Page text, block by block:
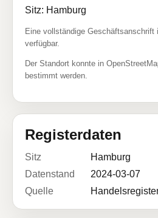
Sitz: Hamburg
Eine vollständige
verfügbar.
Der Standort konnte in
bestimmt werden.
Registerdaten
Sitz
Hamburg
Datenstand
2024-03-07
Quelle